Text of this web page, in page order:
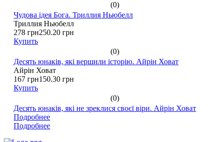
(0)
Чудова ідея Бога. Триллия Ньюбелл
Триллия Ньюбелл
278 грн250.20 грн
Купить
(0)
Десять юнаків, які вершили історію. Айрін Ховат
Айрін Ховат
167 грн150.30 грн
Купить
(0)
Десять юнаків, які не зреклися своєї віри. Айрін Ховат
Подробнее
Подробнее